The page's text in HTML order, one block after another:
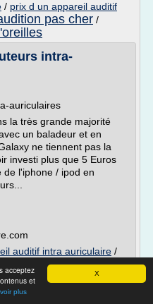
X
acceptez
et
plus
/ prix d un appareil auditif
pas cher /
intra-
auriculaires
la très grande majorité
un baladeur et en
ne tiennent pas la
investi plus que 5 Euros
de l'iphone / ipod en
auditif intra auriculaire /
/prix appareil
auditif intra
prix